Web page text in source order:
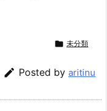
 未分類
 Posted by aritinu